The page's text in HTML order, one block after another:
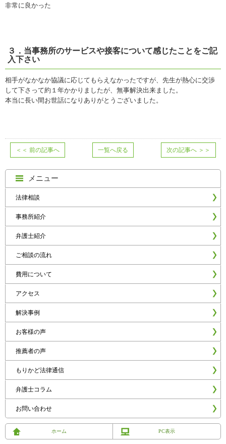
非常に良かった
３． 当事務所のサービスや接客について感じたことをご記
入下さい
相手がなかなか協議に応じてもらえなかったですが、先生が熱心に交渉
して下さって約１年かかりましたが、無事解決出来ました。
本当に長い間お世話になりありがとうございました。
＜＜ 前の記事へ 一覧へ戻る 次の記事へ ＞＞
メニュー
法律相談
事務所紹介
弁護士紹介
ご相談の流れ
費用について
アクセス
解決事例
お客様の声
推薦者の声
もりかど法律通信
弁護士コラム
お問い合わせ
ホーム PC表示